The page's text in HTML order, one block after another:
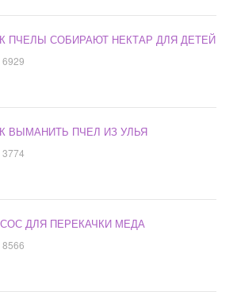
ПЧЕЛЫ СОБИРАЮТ НЕКТАР ДЛЯ ДЕТЕЙ
6929
ВЫМАНИТЬ ПЧЕЛ ИЗ УЛЬЯ
3774
ДЛЯ ПЕРЕКАЧКИ МЕДА
8566